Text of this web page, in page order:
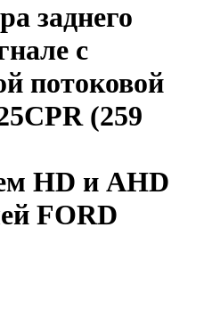
заднего
с
потоковой
(259
HD и AHD
FORD